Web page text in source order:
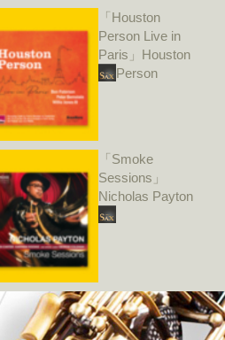
「Houston
Person Live in
Paris」Houston
Person
「Smoke
Sessions」
Nicholas Payton